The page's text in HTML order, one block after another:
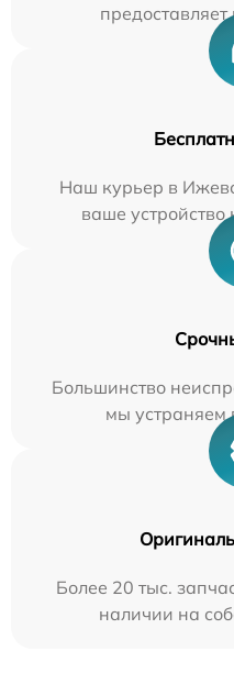
Наш курьер в
ваше устройство
Большинство
мы устраняем
Более 20 тыс.
наличии на